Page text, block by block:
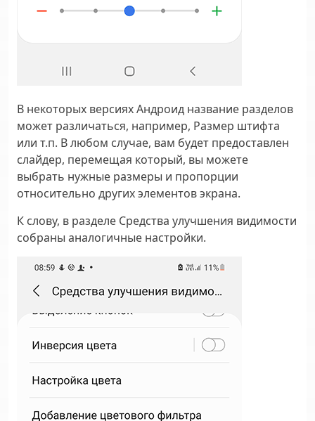
В некоторых версиях Андроид название разделов
может различаться, например, Размер штифта
или т.п. В любом случае, вам будет предоставлен
слайдер, перемещая который, вы можете
выбрать нужные размеры и пропорции
относительно других элементов экрана.
К слову, в разделе Средства улучшения видимости
собраны аналогичные настройки.